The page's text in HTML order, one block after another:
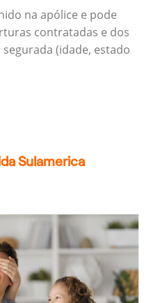
na apólice e pode
contratadas e dos
(idade, estado
Sulamerica